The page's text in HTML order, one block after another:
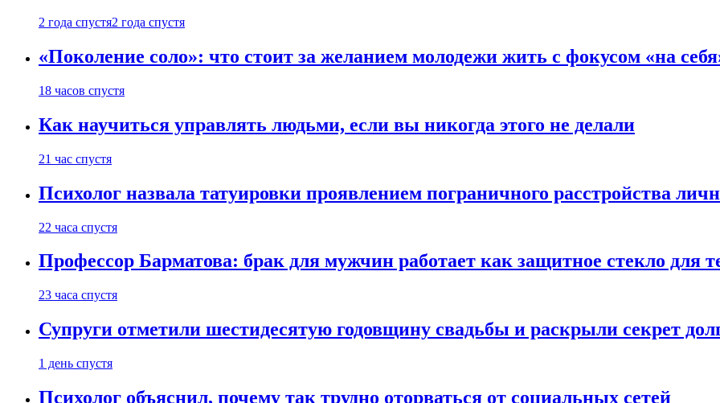
2 года спустя2 года спустя
«Поколение соло»: что стоит за желанием молодежи жить с фокусом «на
18 часов спустя
Как научиться управлять людьми, если вы никогда этого не делали
21 час спустя
Психолог назвала татуировки проявлением пограничного расстройства
22 часа спустя
Профессор Барматова: брак для мужчин работает как защитное стекло для
23 часа спустя
Супруги отметили шестидесятую годовщину свадьбы и раскрыли секрет
1 день спустя
Психолог объяснил, почему так трудно оторваться от социальных сетей